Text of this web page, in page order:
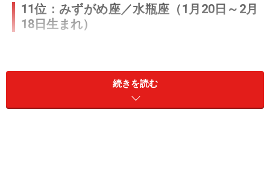
11位：みずがめ座／水瓶座（1月20日～2月
18日生まれ）
2024年9月2日の運勢「みずがめ座」
意地を張って周囲と衝突の恐れ!? むしろ甘えるのが正解
続きを読む